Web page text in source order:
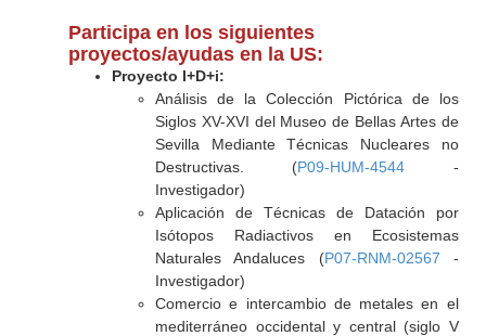
Participa en los siguientes
proyectos/ayudas en la US:
Proyecto I+D+i:
Análisis de la Colección Pictórica de los
Siglos XV-XVI del Museo de Bellas Artes de
Sevilla Mediante Técnicas Nucleares no
Destructivas. (P09-HUM-4544 -
Investigador)
Aplicación de Técnicas de Datación por
Isótopos Radiactivos en Ecosistemas
Naturales Andaluces (P07-RNM-02567 -
Investigador)
Comercio e intercambio de metales en el
mediterráneo occidental y central (siglo V